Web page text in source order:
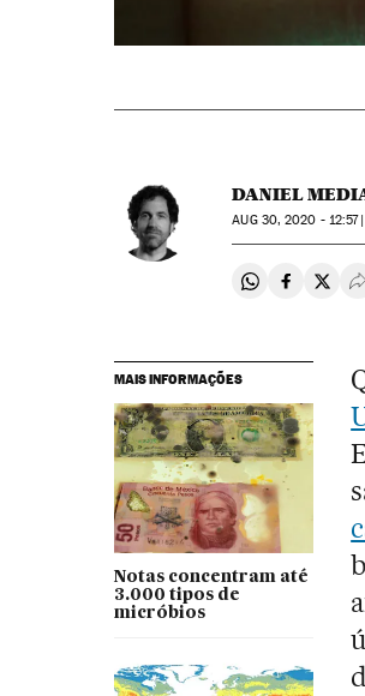
DANIEL
AUG30, 2020 - 12:57
Compartir en
MAIS INFORMAÇÕES
Notas concentram até
3.000 tipos de
micróbios